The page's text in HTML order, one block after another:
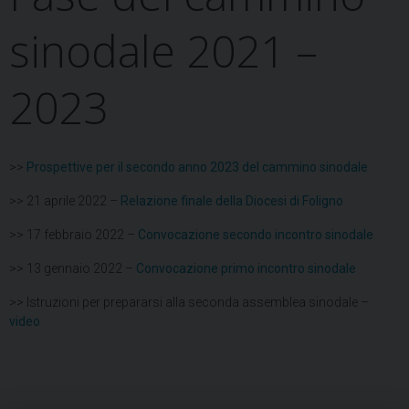
sinodale 2021 –
2023
>> Prospettive per il secondo anno 2023 del cammino sinodale
>> 21 aprile 2022 – Relazione finale della Diocesi di Foligno
>> 17 febbraio 2022 – Convocazione secondo incontro sinodale
>> 13 gennaio 2022 – Convocazione primo incontro sinodale
>> Istruzioni per prepararsi alla seconda assemblea sinodale –
video